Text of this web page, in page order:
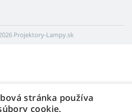
Projektory-Lampy.sk
stránka používa
cookie.